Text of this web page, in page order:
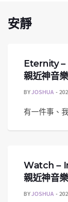
安靜
Eternity
親近神音樂
BYJOSHUA
有一件事、
Watch –
親近神音樂
BYJOSHUA